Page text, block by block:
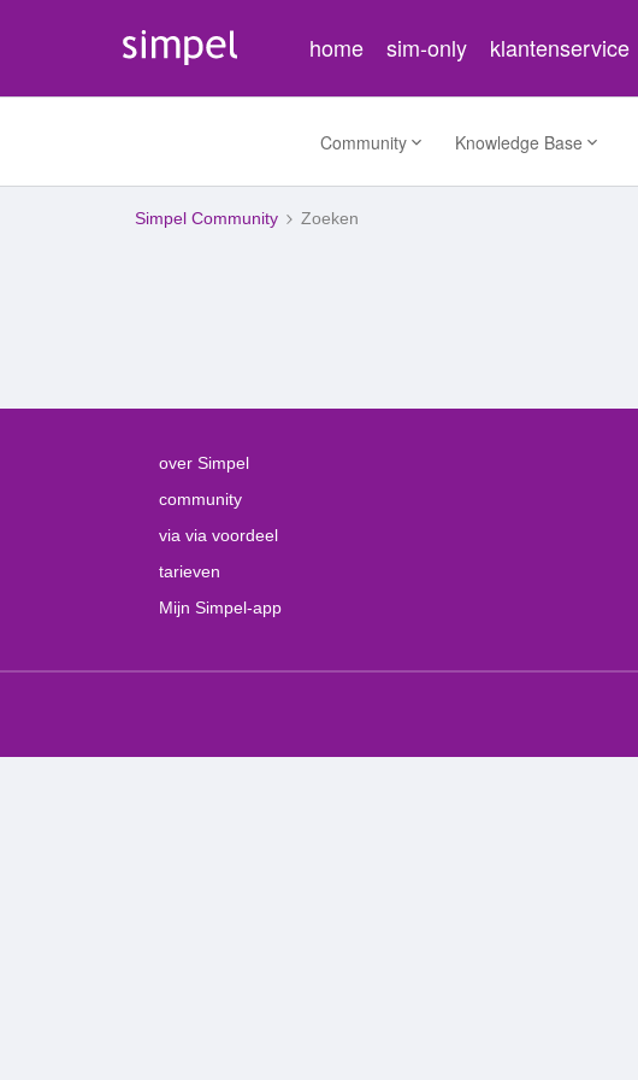
home sim-only klantenservice
Community Knowledge Base
Simpel Community Zoeken
over Simpel
community
via via voordeel
tarieven
Mijn Simpel-app